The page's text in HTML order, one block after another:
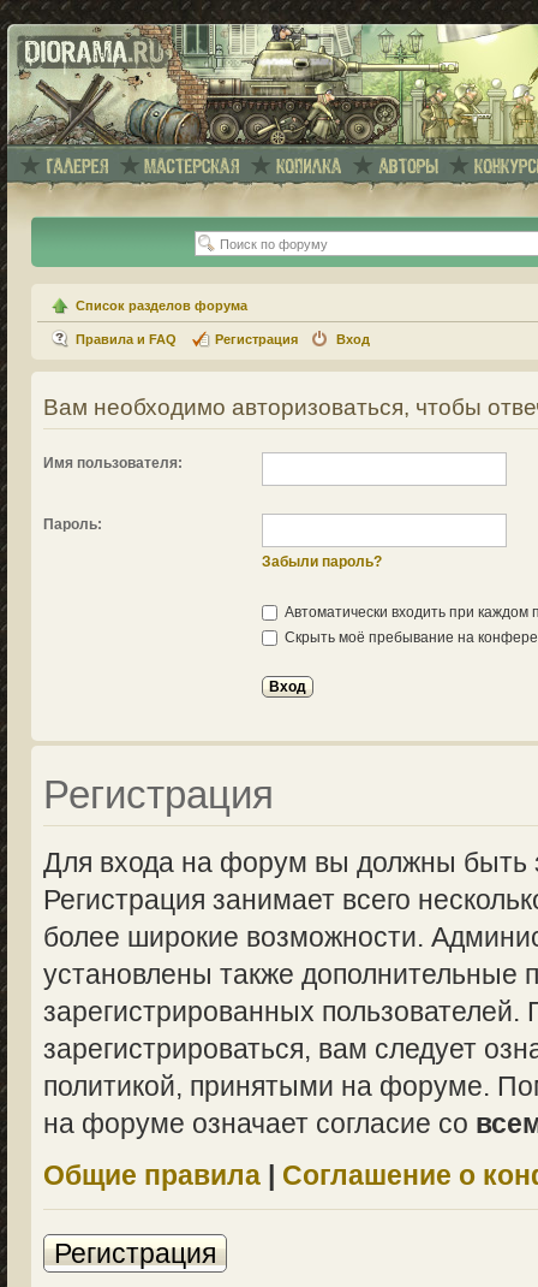
Список разделов форума
Правила и FAQ Регистрация Вход
Вам необходимо авторизоваться, чтобы
Имя пользователя:
Пароль:
Забыли пароль?
Автоматически входить при каждом
Скрыть моё пребывание на
Регистрация
Для входа на форум вы должны быть
Регистрация занимает всего
более широкие возможности.
установлены также дополнительные
зарегистрированных
зарегистрироваться, вам следует
политикой, принятыми на форуме.
на форуме означает согласие со
Общие правила | Соглашение о
Регистрация